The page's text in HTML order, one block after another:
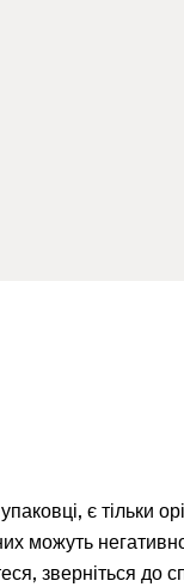
є тільки
можуть
зверніться до